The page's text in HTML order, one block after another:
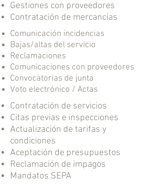
Gestiones con proveedores
Contratación de mercancías
Comunicación incidencias
Bajas/altas del servicio
Reclamaciones
Comunicaciones con proveedores
Convocatorias de junta
Voto electrónico / Actas
Contratación de servicios
Citas previas e inspecciones
Actualización de tarifas y
condiciones
Aceptación de presupuestos
Reclamación de impagos
Mandatos SEPA